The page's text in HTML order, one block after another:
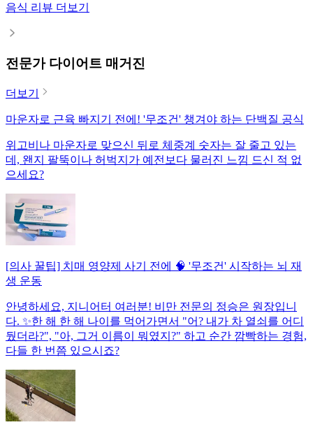
음식 리뷰 더보기
전문가 다이어트 매거진
더보기
마운자로 근육 빠지기 전에! '무조건' 챙겨야 하는 단백질 공식
위고비나 마운자로 맞으신 뒤로 체중계 숫자는 잘 줄고 있는
데, 왠지 팔뚝이나 허벅지가 예전보다 물러진 느낌 드신 적 없
으세요?
[의사 꿀팁] 치매 영양제 사기 전에 🧠 '무조건' 시작하는 뇌 재
생 운동
안녕하세요, 지니어터 여러분! 비만 전문의 정승은 원장입니
다. ✨한 해 한 해 나이를 먹어가면서 "어? 내가 차 열쇠를 어디
뒀더라?", "아, 그거 이름이 뭐였지?" 하고 순간 깜빡하는 경험,
다들 한 번쯤 있으시죠?